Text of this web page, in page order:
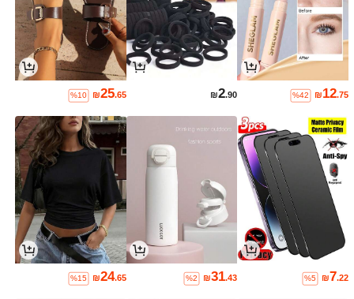
₪12.75
%42
₪2.90
₪25.65
%10
₪7.22
%5
₪31.43
%2
₪24.65
%15